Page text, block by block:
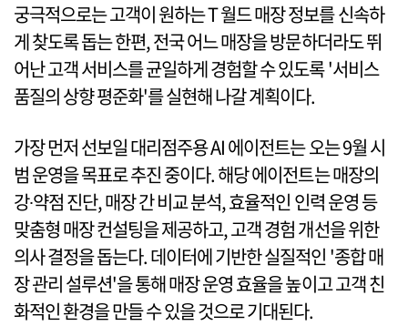
궁극적으로는 고객이 원하는 T 월드 매장 정보를 신속하
게 찾도록 돕는 한편, 전국 어느 매장을 방문하더라도 뛰
어난 고객 서비스를 균일하게 경험할 수 있도록 '서비스
품질의 상향 평준화'를 실현해 나갈 계획이다.
가장 먼저 선보일 대리점주용 AI 에이전트는 오는 9월 시
범 운영을 목표로 추진 중이다. 해당 에이전트는 매장의
강∙약점 진단, 매장 간 비교 분석, 효율적인 인력 운영 등
맞춤형 매장 컨설팅을 제공하고, 고객 경험 개선을 위한
의사 결정을 돕는다. 데이터에 기반한 실질적인 '종합 매
장 관리 설루션'을 통해 매장 운영 효율을 높이고 고객 친
화적인 환경을 만들 수 있을 것으로 기대된다.